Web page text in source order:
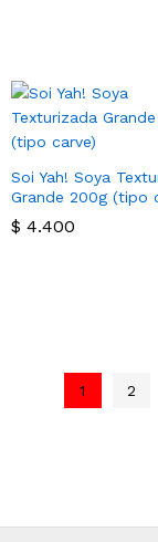
Soi Yah! Soya
Grande 200g (tipo
$ 4.400
$ 4.400
1 2